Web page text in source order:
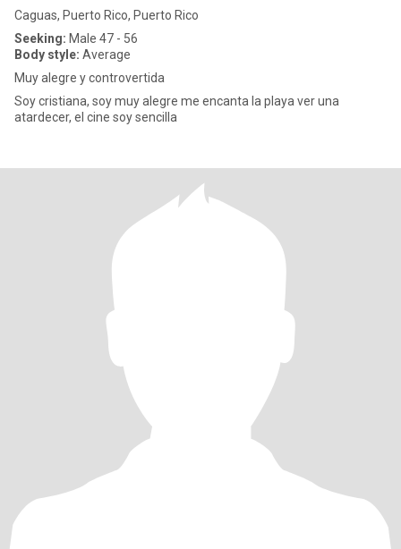
Caguas, Puerto Rico, Puerto Rico
Seeking: Male 47 - 56
Body style: Average
Muy alegre y controvertida
Soy cristiana, soy muy alegre me encanta la playa ver una
atardecer, el cine soy sencilla